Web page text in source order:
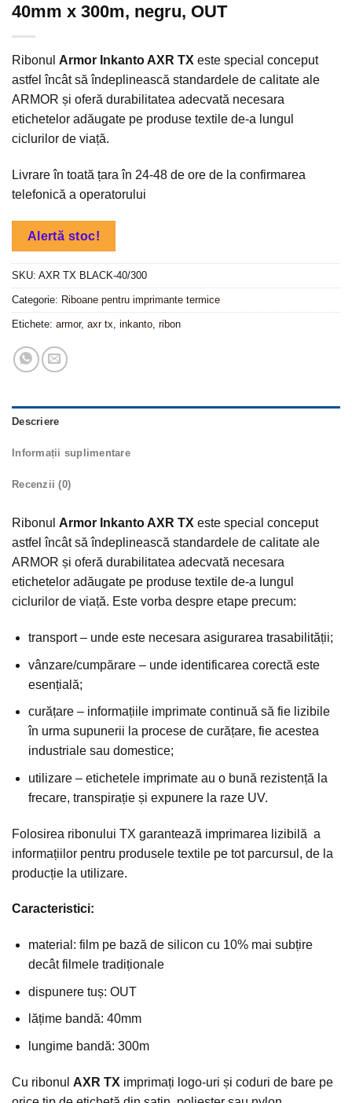
40mm x 300m, negru, OUT
Ribonul Armor Inkanto AXR TX este special conceput
astfel încât să îndeplinească standardele de calitate ale
ARMOR și oferă durabilitatea adecvată necesara
etichetelor adăugate pe produse textile de-a lungul
ciclurilor de viață.
Livrare în toată țara în 24-48 de ore de la confirmarea
telefonică a operatorului
Alertă stoc!
SKU: AXR TX BLACK-40/300
Categorie: Riboane pentru imprimante termice
Etichete: armor, axr tx, inkanto, ribon
Descriere
Informații suplimentare
Recenzii (0)
Ribonul Armor Inkanto AXR TX este special conceput
astfel încât să îndeplinească standardele de calitate ale
ARMOR și oferă durabilitatea adecvată necesara
etichetelor adăugate pe produse textile de-a lungul
ciclurilor de viață. Este vorba despre etape precum:
transport – unde este necesara asigurarea trasabilității;
vânzare/cumpărare – unde identificarea corectă este
esențială;
curățare – informațiile imprimate continuă să fie lizibile
în urma supunerii la procese de curățare, fie acestea
industriale sau domestice;
utilizare – etichetele imprimate au o bună rezistență la
frecare, transpirație și expunere la raze UV.
Folosirea ribonului TX garantează imprimarea lizibilă a
informațiilor pentru produsele textile pe tot parcursul, de la
producție la utilizare.
Caracteristici:
material: film pe bază de silicon cu 10% mai subțire
decât filmele tradiționale
dispunere tuș: OUT
lățime bandă: 40mm
lungime bandă: 300m
Cu ribonul AXR TX imprimați logo-uri și coduri de bare pe